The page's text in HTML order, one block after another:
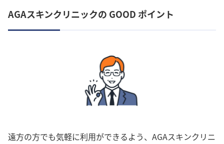
AGAスキンクリニックの GOOD ポイント
遠方の方でも気軽に利用ができるよう、AGAスキンクリニ